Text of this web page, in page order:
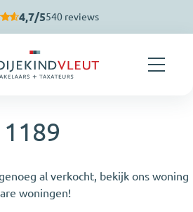
4,7/5540 reviews
al verkocht, bekijk ons woning
woningen!